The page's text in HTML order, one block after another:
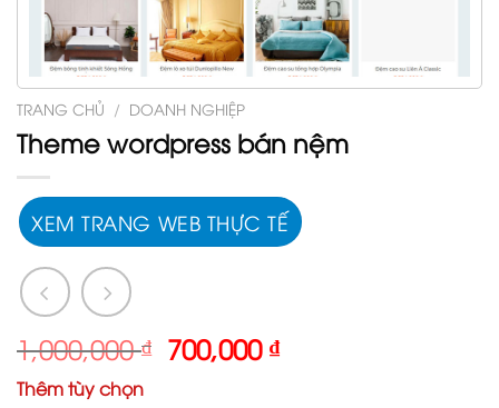
TRANG CHỦ / DOANH NGHIỆP
Theme wordpress bán nệm
XEM TRANG WEB THỰC TẾ
1,000,000₫ Giá
gốc
700,000₫Giá
Thêm tùy chọn